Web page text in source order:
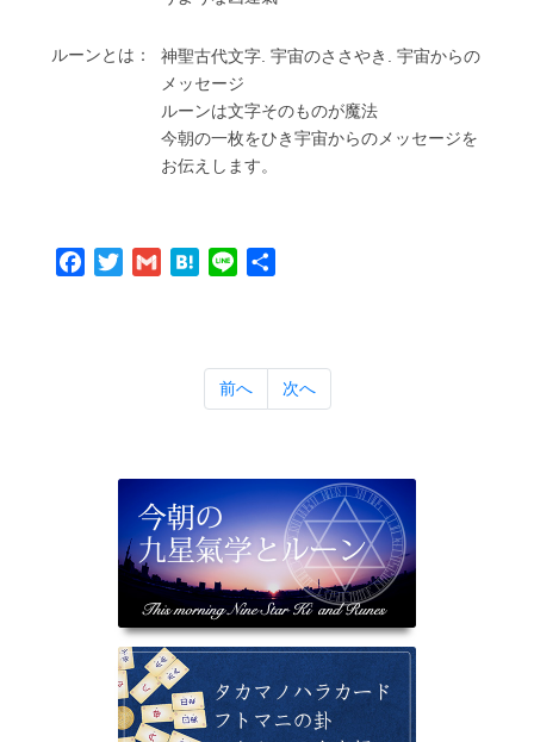
ルーンとは：
神聖古代⽂字. 宇宙のささやき. 宇宙からの
メッセージ
ルーンは⽂字そのものが魔法
今朝の⼀枚をひき宇宙からのメッセージを
お伝えします。
Facebook
TwitterGmail Hatena
Line
前へ 次へ